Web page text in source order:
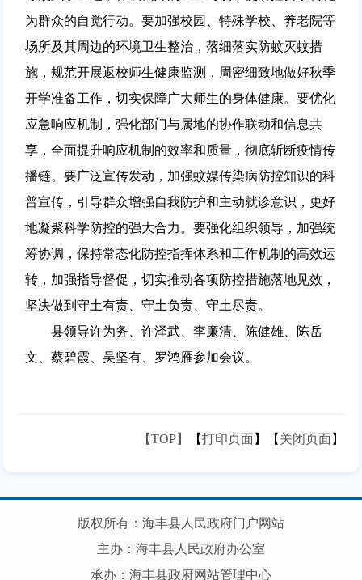
为群众的自觉行动。要加强校园、特殊学校、养老院等
场所及其周边的环境卫生整治，落细落实防蚊灭蚊措
施，规范开展返校师生健康监测，周密细致地做好秋季
开学准备工作，切实保障广大师生的身体健康。要优化
应急响应机制，强化部门与属地的协作联动和信息共
享，全面提升响应机制的效率和质量，彻底斩断疫情传
播链。要广泛宣传发动，加强蚊媒传染病防控知识的科
普宣传，引导群众增强自我防护和主动就诊意识，更好
地凝聚科学防控的强大合力。要强化组织领导，加强统
筹协调，保持常态化防控指挥体系和工作机制的高效运
转，加强指导督促，切实推动各项防控措施落地见效，
坚决做到守土有责、守土负责、守土尽责。
县领导许为务、许泽武、李廉清、陈健雄、陈岳
文、蔡碧霞、吴坚有、罗鸿雁参加会议。
【TOP】 【打印页面】【 关闭页面】
版权所有：海丰县人民政府门户网站
主办：海丰县人民政府办公室
承办：海丰县政府网站管理中心